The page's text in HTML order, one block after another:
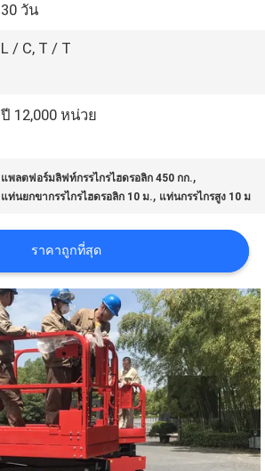
30 วัน
L / C, T / T
ปี 12,000 หน่วย
แพลตฟอร์มลิฟท์กรรไกรไฮดรอลิก 450 กก.,
แท่นยกขากรรไกรไฮดรอลิก 10 ม., แท่นกรรไกรสูง 10 ม
ราคาถูกที่สุด